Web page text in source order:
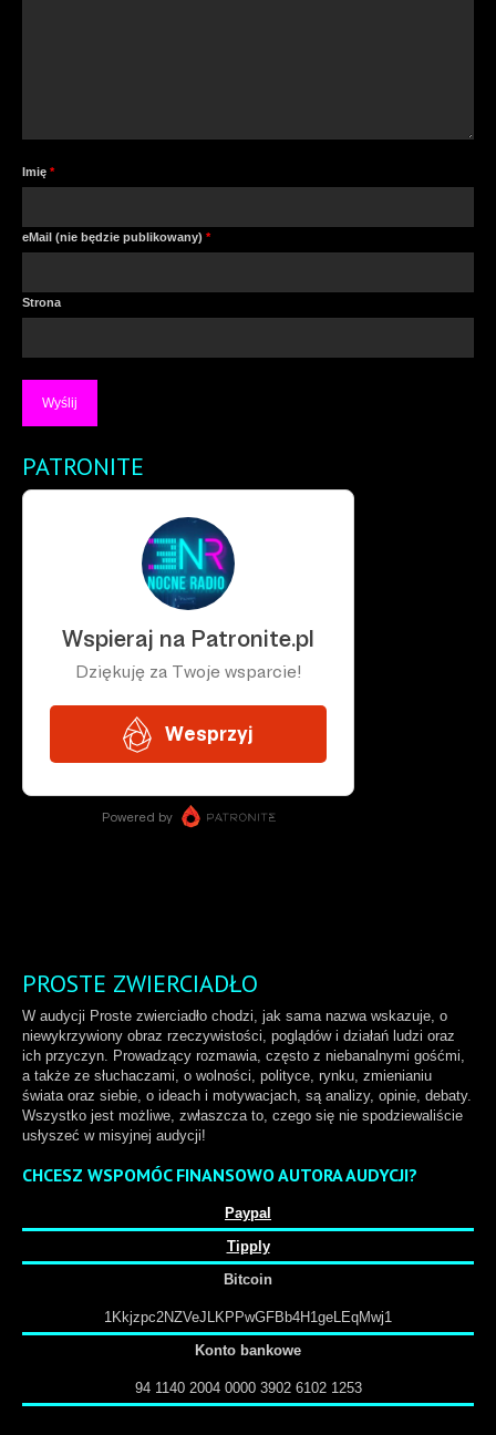
Imię *
eMail (nie będzie publikowany) *
Strona
PATRONITE
PROSTE ZWIERCIADŁO
W audycji Proste zwierciadło chodzi, jak sama nazwa wskazuje, o
niewykrzywiony obraz rzeczywistości, poglądów i działań ludzi oraz
ich przyczyn. Prowadzący rozmawia, często z niebanalnymi gośćmi,
a także ze słuchaczami, o wolności, polityce, rynku, zmienianiu
świata oraz siebie, o ideach i motywacjach, są analizy, opinie, debaty.
Wszystko jest możliwe, zwłaszcza to, czego się nie spodziewaliście
usłyszeć w misyjnej audycji!
CHCESZ WSPOMÓC FINANSOWO AUTORA AUDYCJI?
Paypal
Tipply
Bitcoin
1Kkjzpc2NZVeJLKPPwGFBb4H1geLEqMwj1
Konto bankowe
94 1140 2004 0000 3902 6102 1253